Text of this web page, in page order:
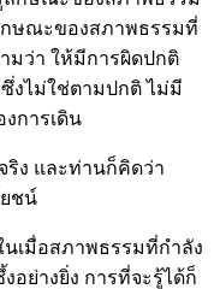
ษณะของสภาพธรรมที่
ว่า ให้มีการผิดปกติ
งไม่ใช่ตามปกติ ไม่มี
การเดิน
ริง และท่านก็คิดว่า
ชน์
เมื่อสภาพธรรมที่กำลัง
อย่างยิ่ง การที่จะรู้ได้ก็